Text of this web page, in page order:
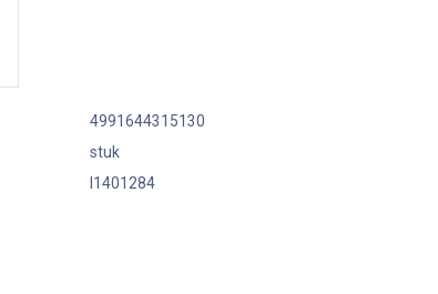
4991644315130
stuk
I1401284